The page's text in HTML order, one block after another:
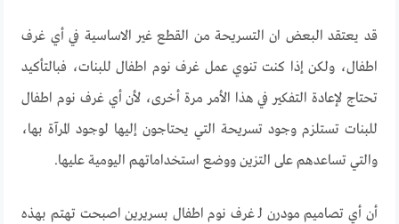
قد يعتقد البعض ان التسريحة من القطع غير الاساسية في أي غرف
اطفال، ولكن إذا كنت تنوي عمل غرف نوم اطفال للبنات، فبالتأكيد
تحتاج لإعادة التفكير في هذا الأمر مرة أخرى، لأن أي غرف نوم اطفال
للبنات تستلزم وجود تسريحة التي يحتاجون إليها لوجود المرآة بها،
والتي تساعدهم على التزين ووضع استخداماتهم اليومية عليها.
أن أي تصاميم مودرن لـ غرف نوم اطفال بسريرين اصبحت تهتم بهذه